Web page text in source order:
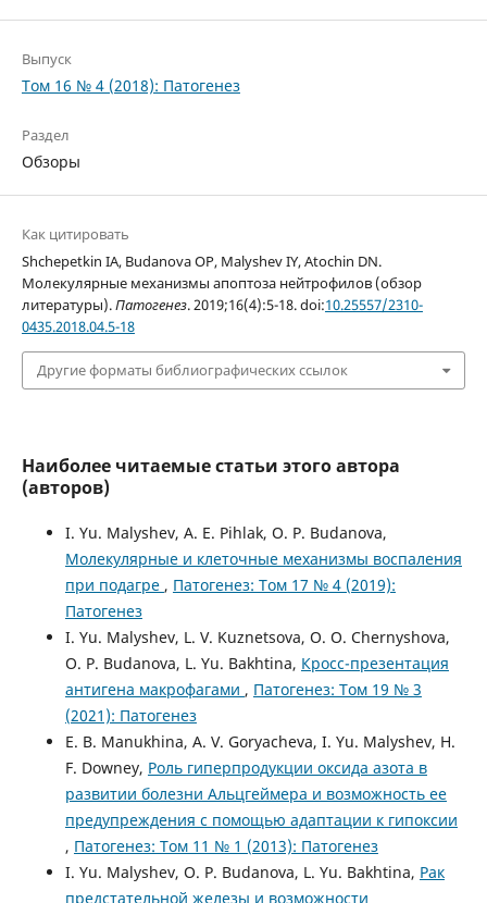
Выпуск
Том 16 № 4 (2018): Патогенез
Раздел
Обзоры
Как цитировать
Shchepetkin IA, Budanova OP, Malyshev IY, Atochin DN.
Молекулярные механизмы апоптоза нейтрофилов (обзор
литературы).Патогенез. 2019;16(4):5-18. doi:10.25557/2310-
0435.2018.04.5-18
Другие форматы библиографических ссылок
Наиболее читаемые статьи этого автора
(авторов)
I. Yu. Malyshev, A. E. Pihlak, O. P. Budanova,
Молекулярные и клеточные механизмы воспаления
при подагре , Патогенез: Том 17 № 4 (2019):
Патогенез
I. Yu. Malyshev, L. V. Kuznetsova, O. O. Chernyshova,
O. P. Budanova, L. Yu. Bakhtina, Кросс-презентация
антигена макрофагами , Патогенез: Том 19 № 3
(2021): Патогенез
E. B. Manukhina, A. V. Goryacheva, I. Yu. Malyshev, H.
F. Downey, Роль гиперпродукции оксида азота в
развитии болезни Альцгеймера и возможность ее
предупреждения с помощью адаптации к гипоксии
, Патогенез: Том 11 № 1 (2013): Патогенез
I. Yu. Malyshev, O. P. Budanova, L. Yu. Bakhtina, Рак
предстательной железы и возможности